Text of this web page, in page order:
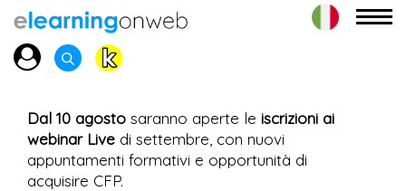
Dal 10 agosto saranno aperte le iscrizioni ai
webinar Live di settembre, con nuovi
appuntamenti formativi e opportunità di
acquisire CFP.